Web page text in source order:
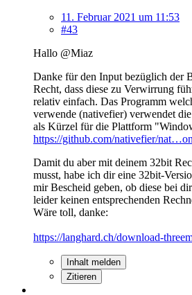
11. Februar 2021 um 11:53
#43
Hallo @Miaz
Danke für den Input bezüglich der
Recht, dass diese zu Verwirrung
relativ einfach. Das Programm
verwende (nativefier) verwendet
als Kürzel für die Plattform
https://github.com/nativefier/
Damit du aber mit deinem 32bit
musst, habe ich dir eine 32bit-
mir Bescheid geben, ob diese bei
leider keinen entsprechenden
Wäre toll, danke:
https://langhard.ch/download-
Inhalt melden
Zitieren